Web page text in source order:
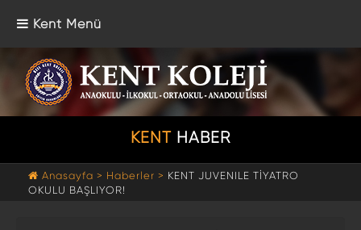
Kent Menü
KENT HABER
Anasayfa > Haberler > KENT JUVENILE TİYATRO
OKULU BAŞLIYOR!